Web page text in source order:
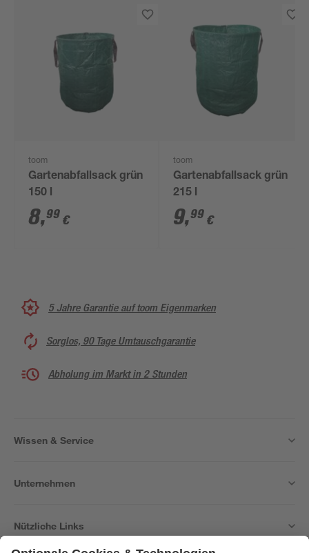
toom
Gartenabfallsack grün
150 l
8,99 €
toom
Gartenabfallsack grün
215 l
9,99 €
5 Jahre Garantie auf toom Eigenmarken
Sorglos, 90 Tage Umtauschgarantie
Abholung im Markt in 2 Stunden
Wissen & Service
Unternehmen
Nützliche Links